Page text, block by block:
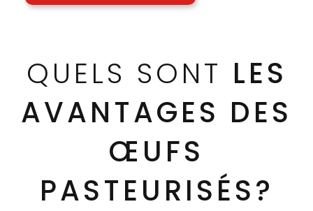
QUELS SONT LES
AVANTAGES DES
ŒUFS
PASTEURISÉS?